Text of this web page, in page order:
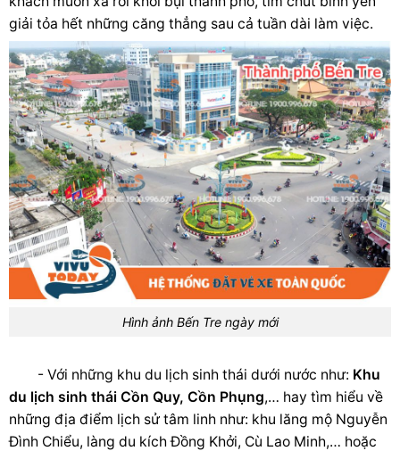
giải tỏa hết những căng thẳng sau cả tuần dài làm việc.
Hình ảnh Bến Tre ngày mới
- Với những khu du lịch sinh thái dưới nước như: Khu
du lịch sinh thái Cồn Quy, Cồn Phụng,… hay tìm hiểu về
những địa điểm lịch sử tâm linh như: khu lăng mộ Nguyễn
Đình Chiểu, làng du kích Đồng Khởi, Cù Lao Minh,… hoặc